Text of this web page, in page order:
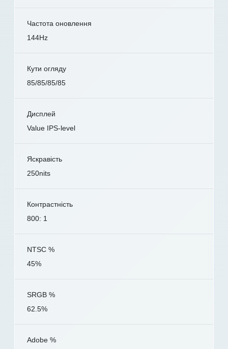
Частота оновлення
144Hz
Кути огляду
85/85/85/85
Дисплей
Value IPS-level
Яскравість
250nits
Контрастність
800: 1
NTSC %
45%
SRGB %
62.5%
Adobe %